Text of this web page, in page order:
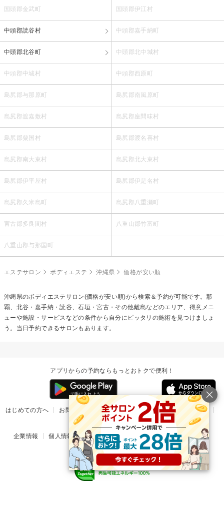
国頭郡金武町 国頭郡伊江村
中頭郡読谷村 中頭郡嘉手納町
中頭郡北谷町 中頭郡北中城村
中頭郡中城村 中頭郡西原町
島尻郡与那原町 島尻郡南風原町
島尻郡渡嘉敷村 島尻郡座間味村
島尻郡粟国村 島尻郡渡名喜村
島尻郡南大東村 島尻郡北大東村
島尻郡伊平屋村 島尻郡伊是名村
島尻郡久米島町 島尻郡八重瀬町
宮古郡多良間村 八重山郡竹富町
八重山郡与那国町
エステサロン ボディエステ 沖縄県 価格が安い順
沖縄県のボディエステサロン(価格が安い順)から検索＆予約が可能です。那
覇、北谷・嘉手納・読谷、石垣・宮古・その他離島などのエリア、得意メニ
ューや施設・サービスなどの条件から自分にピッタリの施術を見つけましょ
う。当日予約できるサロンもあります。
アプリからの予約ならもっとおトクで便利！
はじめての方へ お問い合わせ ヘルプ リリース情報
利用規約
掲載ご希望のサロン様
企業情報 個人情報保護方針 楽天のサービス一覧 アプリ一覧
© Rakuten Group, Inc.